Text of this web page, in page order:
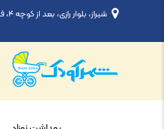
شیراز، بلوار رازی، بعد از کوچه ۴، فروشگاه شهر کودک